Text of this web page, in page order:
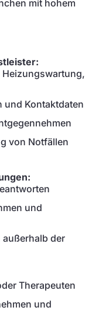
mit hohem
Heizungswartung,
und Kontaktdaten
von Notfällen
und
der
Therapeuten
und